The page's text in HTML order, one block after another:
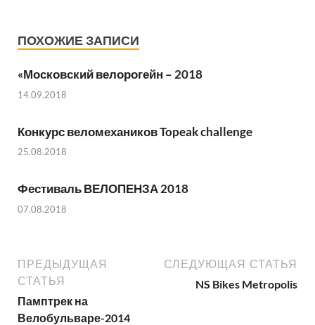
ПОХОЖИЕ ЗАПИСИ
«Московский велорогейн – 2018
14.09.2018
Конкурс веломехаников Topeak challenge
25.08.2018
Фестиваль ВЕЛОПЕНЗА 2018
07.08.2018
ПРЕДЫДУЩАЯ
СТАТЬЯ
Памптрек на
Велобульваре-2014
СЛЕДУЮЩАЯ СТАТЬЯ
NS Bikes Metropolis